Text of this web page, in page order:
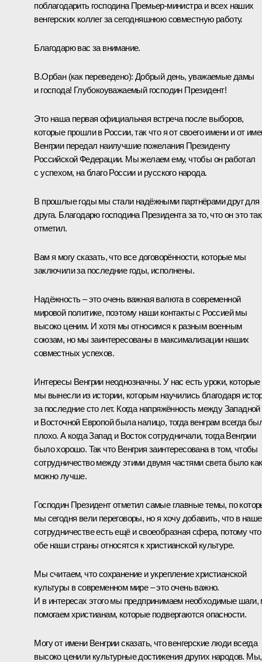
поблагодарить господина Премьер-министра и всех наших
венгерских коллег за сегодняшнюю совместную работу.
Благодарю вас за внимание.
В.Орбан (как переведено): Добрый день, уважаемые дамы
и господа! Глубокоуважаемый господин Президент!
Это наша первая официальная встреча после выборов,
которые прошли в России, так что я от своего имени и от
Венгрии передал наилучшие пожелания Президенту
Российской Федерации. Мы желаем ему, чтобы он работал
с успехом, на благо России и русского народа.
В прошлые годы мы стали надёжными партнёрами друг для
друга. Благодарю господина Президента за то, что он это
отметил.
Вам я могу сказать, что все договорённости, которые мы
заключили за последние годы, исполнены.
Надёжность – это очень важная валюта в современной
мировой политике, поэтому наши контакты с Россией мы
высоко ценим. И хотя мы относимся к разным военным
союзам, но мы заинтересованы в максимализации наших
совместных успехов.
Интересы Венгрии неоднозначны. У нас есть уроки, которые
мы вынесли из истории, которым научились благодаря
за последние сто лет. Когда напряжённость между Западной
и Восточной Европой была налицо, тогда венграм всегда
плохо. А когда Запад и Восток сотрудничали, тогда Венгрии
было хорошо. Так что Венгрия заинтересована в том, чтобы
сотрудничество между этими двумя частями света было как
можно лучше.
Господин Президент отметил самые главные темы, по
мы сегодня вели переговоры, но я хочу добавить, что в
сотрудничестве есть ещё и своеобразная сфера, потому что
обе наши страны относятся к христианской культуре.
Мы считаем, что сохранение и укрепление христианской
культуры в современном мире – это очень важно.
И в интересах этого мы предпринимаем необходимые
помогаем христианам, которые подвергаются опасности.
Могу от имени Венгрии сказать, что венгерские люди всегда
высоко ценили культурные достижения других народов. Мы,